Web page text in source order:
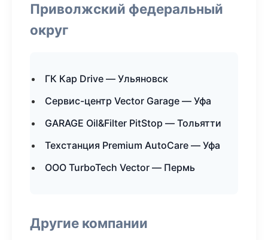
Приволжский федеральный
округ
ГК Кар Drive — Ульяновск
Сервис-центр Vector Garage — Уфа
GARAGE Oil&Filter PitStop — Тольятти
Техстанция Premium AutoCare — Уфа
ООО TurboTech Vector — Пермь
Другие компании